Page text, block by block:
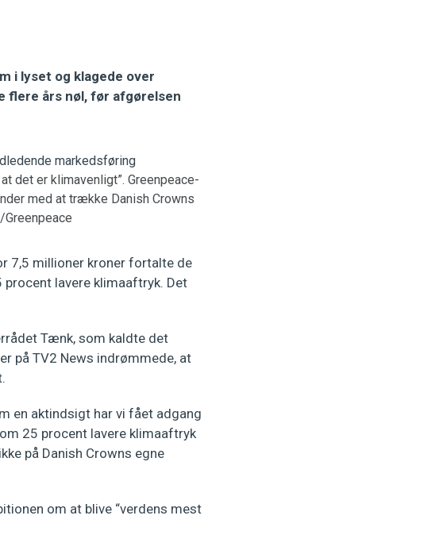
i lyset og klagede over
flere års nøl, før afgørelsen
det er klimavenligt”. Greenpeace-
med at trække Danish Crowns
7,5 millioner kroner fortalte de
procent lavere klimaaftryk. Det
Tænk, som kaldte det
på TV2 News indrømmede, at
en aktindsigt har vi fået adgang
25 procent lavere klimaaftryk
på Danish Crowns egne
om at blive “verdens mest